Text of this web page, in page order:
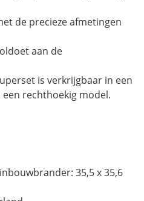
de precieze afmetingen
aan de
is verkrijgbaar in een
rechthoekig model.
35,5 x 35,6